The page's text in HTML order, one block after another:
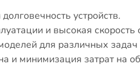
устройств.
и высокая скорость
для различных задач
и минимизация затрат на